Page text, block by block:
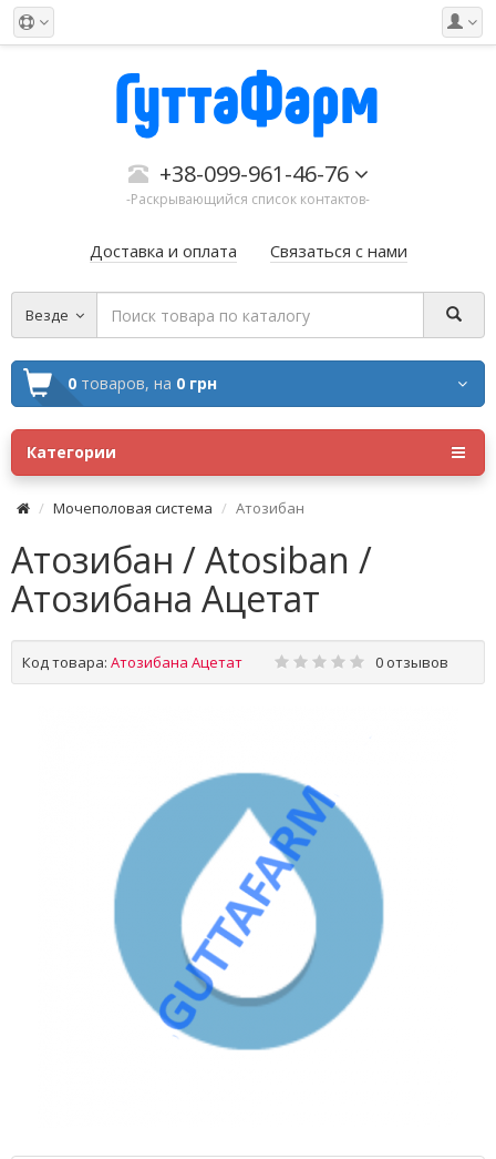
+38-099-961-46-76
-Раскрывающийся список контактов-
Доставка и оплата Связаться с нами
Везде
0 товаров, на 0 грн
Категории
Мочеполовая система Атозибан
Атозибан / Atosiban /
Атозибана Ацетат
Код товара: Атозибана Ацетат 0 отзывов